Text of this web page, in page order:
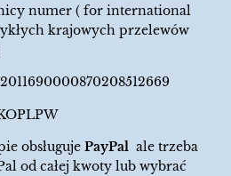
numer ( for international
krajowych przelewów
obsługuje PayPal ale trzeba
od całej kwoty lub wybrać